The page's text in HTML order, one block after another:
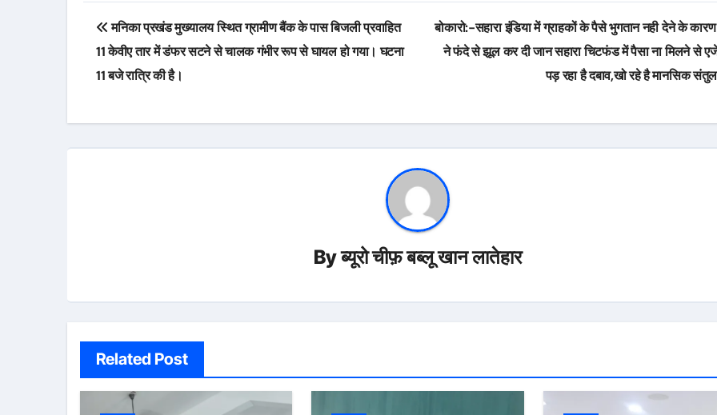
Post
navigation
मनिका प्रखंड मुख्यालय स्थित ग्रामीण बैंक के पास बिजली प्रवाहित
11 केवीए तार में डंफर सटने से चालक गंभीर रूप से घायल हो गया। घटना
11 बजे रात्रि की है।
बोकारो:-सहारा इंडिया में ग्राहकों के पैसे भुगतान नही देने के
ने फंदे से झूल कर दी जान सहारा चिटफंड में पैसा ना मिलने से
पड़ रहा है दबाव,खो रहे है मानसिक
Byब्यूरो चीफ़ बब्लू खान लातेहार
Related Post